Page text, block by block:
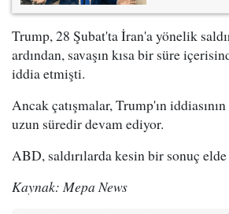
Trump, 28 Şubat'ta İran'a yönelik
ardından, savaşın kısa bir süre
iddia etmişti.
Ancak çatışmalar, Trump'ın
uzun süredir devam ediyor.
ABD, saldırılarda kesin bir sonuç
Kaynak: Mepa News